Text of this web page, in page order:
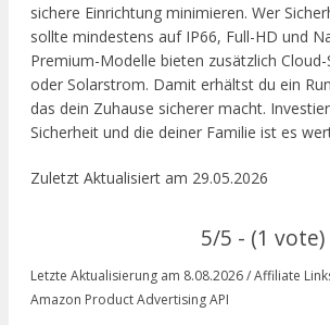
sichere Einrichtung minimieren. Wer
sollte mindestens auf IP66, Full-HD und
Premium-Modelle bieten zusätzlich
oder Solarstrom. Damit erhältst du ein
das dein Zuhause sicherer macht.
Sicherheit und die deiner Familie ist es
Zuletzt Aktualisiert am 29.05.2026
5/5 - (1 vote)
Letzte Aktualisierung am 8.08.2026 / Affiliate
Amazon Product Advertising API